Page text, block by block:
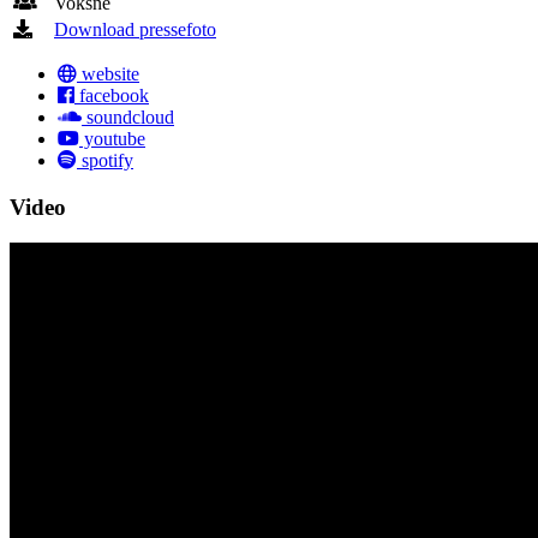
Download pressefoto
website
facebook
soundcloud
youtube
spotify
Video